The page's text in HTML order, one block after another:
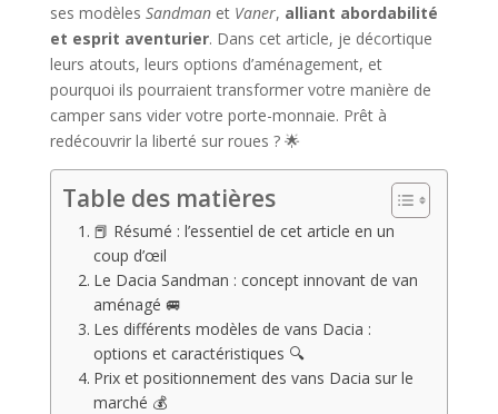
ses modèles Sandmanet Vaner, alliant abordabilité
et esprit aventurier. Dans cet article, je décortique
leurs atouts, leurs options d’aménagement, et
pourquoi ils pourraient transformer votre manière de
camper sans vider votre porte-monnaie. Prêt à
redécouvrir la liberté sur roues ? 🌟
Table des matières
📕 Résumé : l’essentiel de cet article en un
coup d’œil
Le Dacia Sandman : concept innovant de van
aménagé 🚐
Les différents modèles de vans Dacia :
options et caractéristiques 🔍
Prix et positionnement des vans Dacia sur le
marché 💰